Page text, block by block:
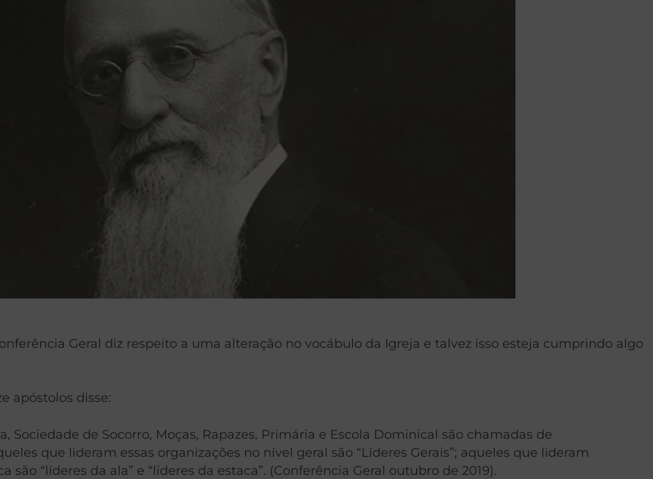
Geral diz respeito a uma alteração no vocábulo da Igreja e talvez isso esteja cumprindo algo
apóstolos disse:
Sociedade de Socorro, Moças, Rapazes, Primária e Escola Dominical são chamadas de
que lideram essas organizações no nível geral são “Líderes Gerais”; aqueles que lideram
são “líderes da ala” e “líderes da estaca”. (Conferência Geral outubro de 2019).